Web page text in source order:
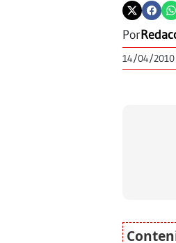
Por
14/04/2010